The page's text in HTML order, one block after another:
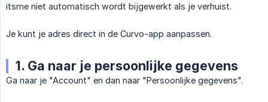
itsme niet automatisch wordt bijgewerkt als je verhuist.
Je kunt je adres direct in de Curvo-app aanpassen.
1. Ga naar je persoonlijke gegevens
Ga naar je "Account" en dan naar "Persoonlijke gegevens".